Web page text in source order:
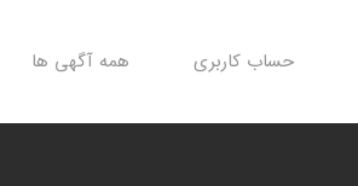
حساب کاربری همه آگهی ها